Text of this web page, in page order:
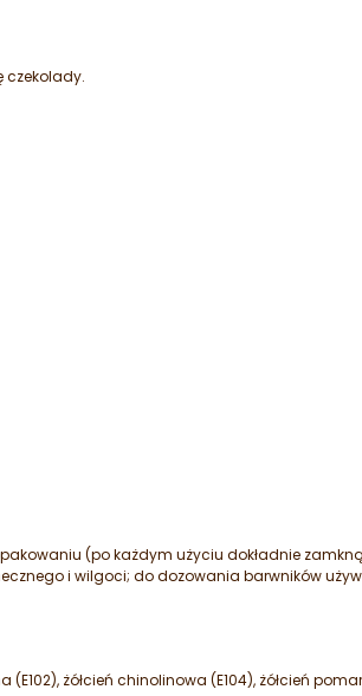
czekolady.
(po każdym użyciu dokładnie
i wilgoci; do dozowania barwników
żółcień chinolinowa (E104), żółcień